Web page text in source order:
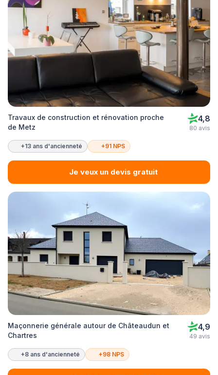
Travaux de construction et rénovation proche
de Metz
4,8
80 avis
+13 ans d'ancienneté +91 NPS
Je veux un devis gratuit
Maçonnerie générale autour de Châteaudun et
Chartres
4,9
49 avis
+8 ans d'ancienneté +98 NPS